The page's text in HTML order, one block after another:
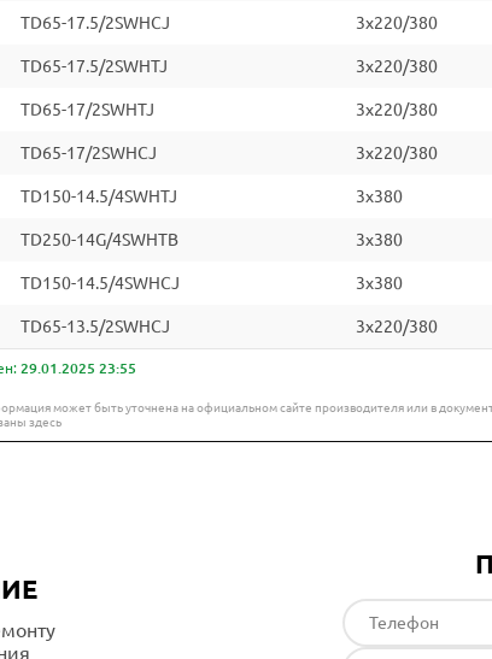
TD65-17.5/2SWHCJ 3x220/380
TD65-17.5/2SWHTJ 3x220/380
TD65-17/2SWHTJ 3x220/380
TD65-17/2SWHCJ 3x220/380
TD150-14.5/4SWHTJ 3x380
TD250-14G/4SWHTB 3x380
TD150-14.5/4SWHCJ 3x380
TD65-13.5/2SWHCJ 3x220/380
29.01.2025 23:55
может быть уточнена на официальном сайте производителя или в
здесь